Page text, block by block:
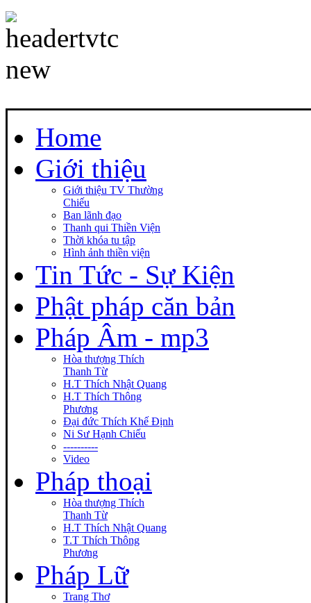
Home
Giới thiệu
Giới thiệu TV Thường
Chiếu
Ban lãnh đạo
Thanh qui Thiền Viện
Thời khóa tu tập
Hình ảnh thiền viện
Tin Tức - Sự Kiện
Phật pháp căn bản
Pháp Âm - mp3
Hòa thượng Thích
Thanh Từ
H.T Thích Nhật Quang
H.T Thích Thông
Phương
Đại đức Thích Khế Định
Ni Sư Hạnh Chiếu
----------
Video
Pháp thoại
Hòa thượng Thích
Thanh Từ
H.T Thích Nhật Quang
T.T Thích Thông
Phương
Pháp Lữ
Trang Thơ